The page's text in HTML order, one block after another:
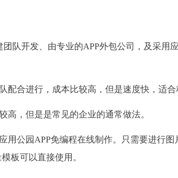
队开发、由专业的APP外包公司，及采用
配合进行，成本比较高，但是速度快，适合
高，但是是常见的企业的通常做法。
用公园APP免编程在线制作。只需要进行
板可以直接使用。